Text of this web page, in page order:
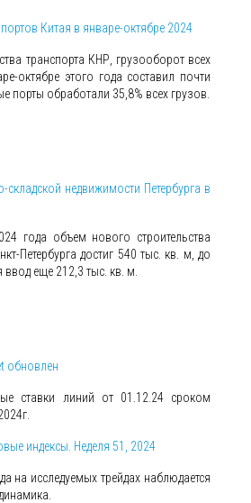
Китая в январе-октябре 2024
транспорта КНР, грузооборот всех
октябре этого года составил почти
порты обработали 35,8% всех грузов.
складской недвижимости Петербурга в
года объем нового строительства
Петербурга достиг 540 тыс. кв. м, до
ввод еще 212,3 тыс. кв. м.
обновлен
ставки линий от 01.12.24 сроком
индексы. Неделя 51, 2024
на исследуемых трейдах наблюдается